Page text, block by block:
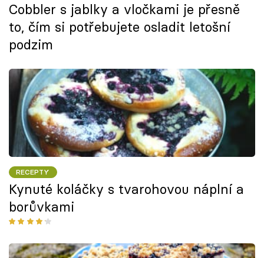
Cobbler s jablky a vločkami je přesně
to, čím si potřebujete osladit letošní
podzim
RECEPTY
Kynuté koláčky s tvarohovou náplní a
borůvkami